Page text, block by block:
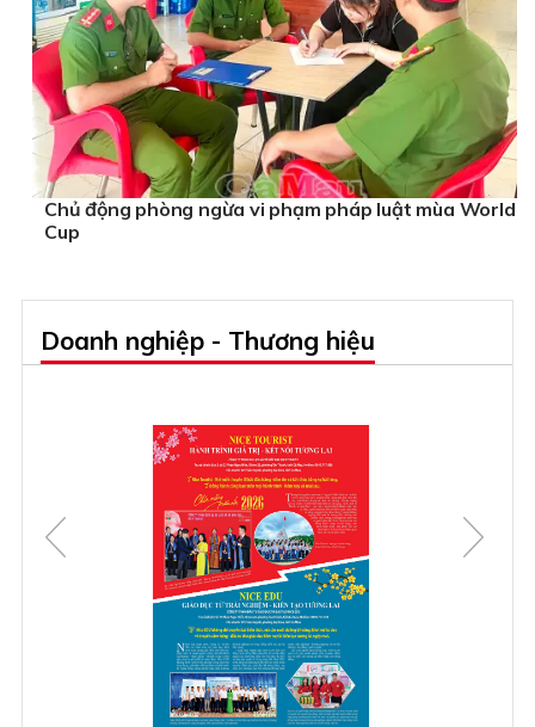
Chủ động phòng ngừa vi phạm pháp luật mùa World
Cup
Doanh nghiệp - Thương hiệu